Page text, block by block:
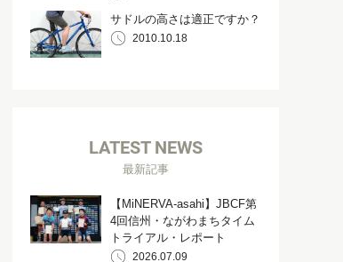
サドルの高さは適正ですか？
2010.10.18
LATEST NEWS
最新記事
【MiNERVA-asahi】JBCF第
4回信州・ながわまちタイム
トライアル・レポート
2026.07.09